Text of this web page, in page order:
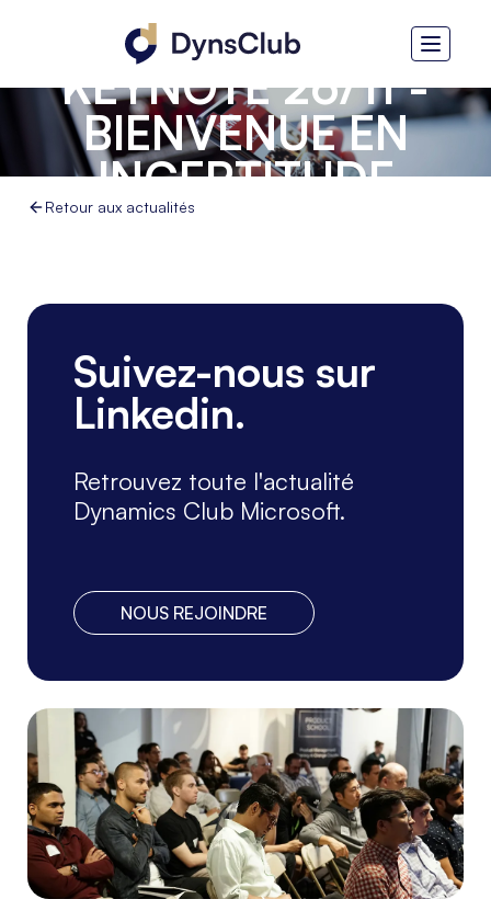
KEYNOTE 26/11 -
BIENVENUE EN
INCERTITUDE
Retour aux actualités
Suivez-nous sur
Linkedin.
Retrouvez toute l'actualité
Dynamics Club Microsoft.
NOUS REJOINDRE